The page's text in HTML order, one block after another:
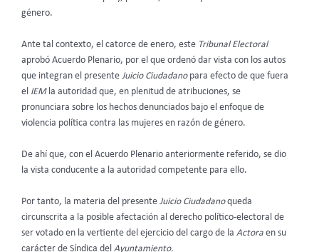
género.
Ante tal contexto, el catorce de enero, este Tribunal Electoral
aprobó Acuerdo Plenario, por el que ordenó dar vista con los autos
que integran el presente Juicio Ciudadanopara efecto de que fuera
el IEMla autoridad que, en plenitud de atribuciones, se
pronunciara sobre los hechos denunciados bajo el enfoque de
violencia política contra las mujeres en razón de género.
De ahí que, con el Acuerdo Plenario anteriormente referido, se dio
la vista conducente a la autoridad competente para ello.
Por tanto, la materia del presente Juicio Ciudadanoqueda
circunscrita a la posible afectación al derecho político-electoral de
ser votado en la vertiente del ejercicio del cargo de la Actora en su
carácter de Síndica del Ayuntamiento.